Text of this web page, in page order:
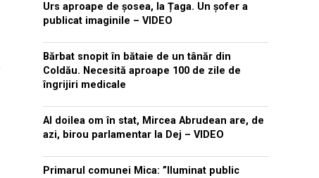
Urs aproape de șosea, la Țaga. Un șofer a
publicat imaginile – VIDEO
Bărbat snopit în bătaie de un tânăr din
Coldău. Necesită aproape 100 de zile de
îngrijiri medicale
Al doilea om în stat, Mircea Abrudean are, de
azi, birou parlamentar la Dej – VIDEO
Primarul comunei Mica: ”Iluminat public